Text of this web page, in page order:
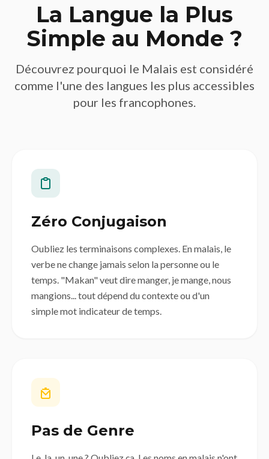
La Langue la Plus
Simple au Monde ?
Découvrez pourquoi le Malais est considéré
comme l'une des langues les plus accessibles
pour les francophones.
Zéro Conjugaison
Oubliez les terminaisons complexes. En malais, le
verbe ne change jamais selon la personne ou le
temps. "Makan" veut dire manger, je mange, nous
mangions... tout dépend du contexte ou d'un
simple mot indicateur de temps.
Pas de Genre